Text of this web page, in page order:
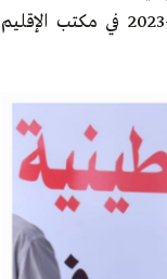
حركة المجاهدين الفلسطينية في المحافظة الوسطى، وذلك اليوم الاحد الموافق 16-7-2023 في مكتب الإقليم